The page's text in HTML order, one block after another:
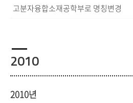
고분자융합소재공학부로 명칭변경
2010
2010년